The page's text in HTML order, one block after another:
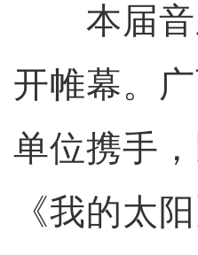
本届音
开帷幕。
单位携手
《我的太